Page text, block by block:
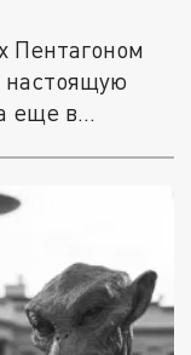
Пентагоном
настоящую
еще в...